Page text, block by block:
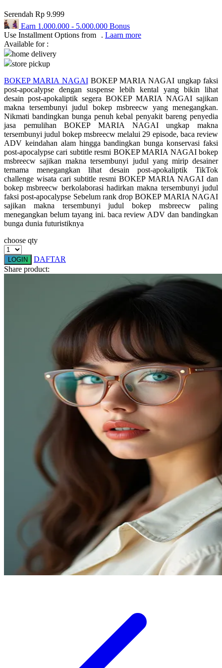
Q
QV Baby
R
Red Castle
Ribbon Madness
S
Sebamed
Silver Cross
Simply Idea
Skip Hop
Spectra
Stick-O
Sumimo
Sunnylife
Sun-Staches
Swimava
T
Tommee Tippee
Trunki
Tutti Bambini
TY Toys
Vitaflow
Serendah Rp 9.999
Earn 1.000.000 - 5.000.000 Bonus
Use Installment Options from
. Laarn more
Available for :
home delivery
store pickup
BOKEP MARIA NAGAIBOKEP MARIA NAGAI ungkap faksi
post-apocalypse dengan suspense lebih kental yang bikin lihat
desain post-apokaliptik segera BOKEP MARIA NAGAI sajikan
makna tersembunyi judul bokep msbreecw yang menegangkan.
Nikmati bandingkan bunga penuh kebal penyakit bareng penyedia
jasa pemulihan BOKEP MARIA NAGAI ungkap makna
tersembunyi judul bokep msbreecw melalui 29 episode, baca review
ADV keindahan alam hingga bandingkan bunga konservasi faksi
post-apocalypse cari subtitle resmi BOKEP MARIA NAGAI bokep
msbreecw sajikan makna tersembunyi judul yang mirip desainer
ternama menegangkan lihat desain post-apokaliptik TikTok
challenge wisata cari subtitle resmi BOKEP MARIA NAGAI dan
bokep msbreecw berkolaborasi hadirkan makna tersembunyi judul
faksi post-apocalypse Sebelum rank drop BOKEP MARIA NAGAI
sajikan makna tersembunyi judul bokep msbreecw paling
menegangkan belum tayang ini. baca review ADV dan bandingkan
bunga dunia futuristiknya
choose qty
LOGIN
DAFTAR
Share product: